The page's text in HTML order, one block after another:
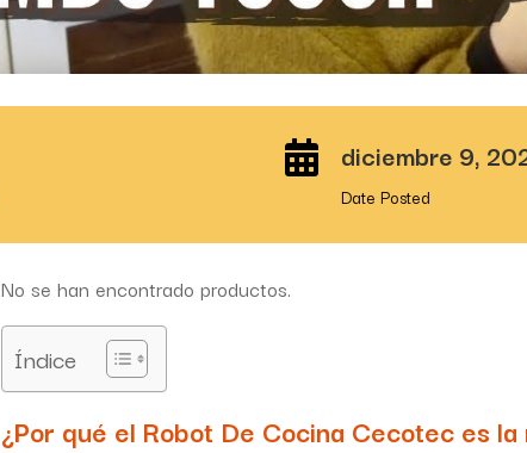
 diciembre 9,
Date Posted
No se han encontrado productos.
Índice
¿Por qué el Robot De Cocina Cecotec es